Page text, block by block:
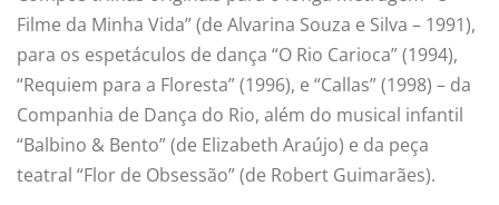
Filme da Minha Vida” (de Alvarina Souza e Silva – 1991),
para os espetáculos de dança “O Rio Carioca” (1994),
“Requiem para a Floresta” (1996), e “Callas” (1998) – da
Companhia de Dança do Rio, além do musical infantil
“Balbino & Bento” (de Elizabeth Araújo) e da peça
teatral “Flor de Obsessão” (de Robert Guimarães).